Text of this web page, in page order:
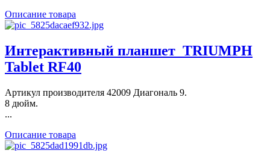
Описание товара
Интерактивный планшет_TRIUMPH
Tablet RF40
Артикул производителя 42009 Диагональ 9.
8 дюйм.
...
Описание товара